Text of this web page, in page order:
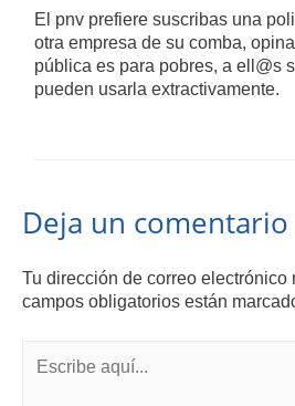
El pnv prefiere suscribas una
otra empresa de su comba,
pública es para pobres, a ell@s
pueden usarla extractivamente.
Deja un comentario
Tu dirección de correo electrónico
campos obligatorios están